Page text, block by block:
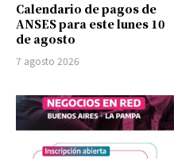
Calendario de pagos de
ANSES para este lunes 10
de agosto
7 agosto 2026